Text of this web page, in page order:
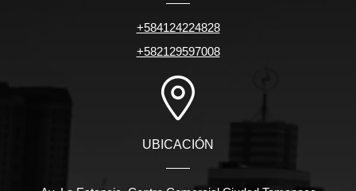
+584124224828
+582129597008
UBICACIÓN